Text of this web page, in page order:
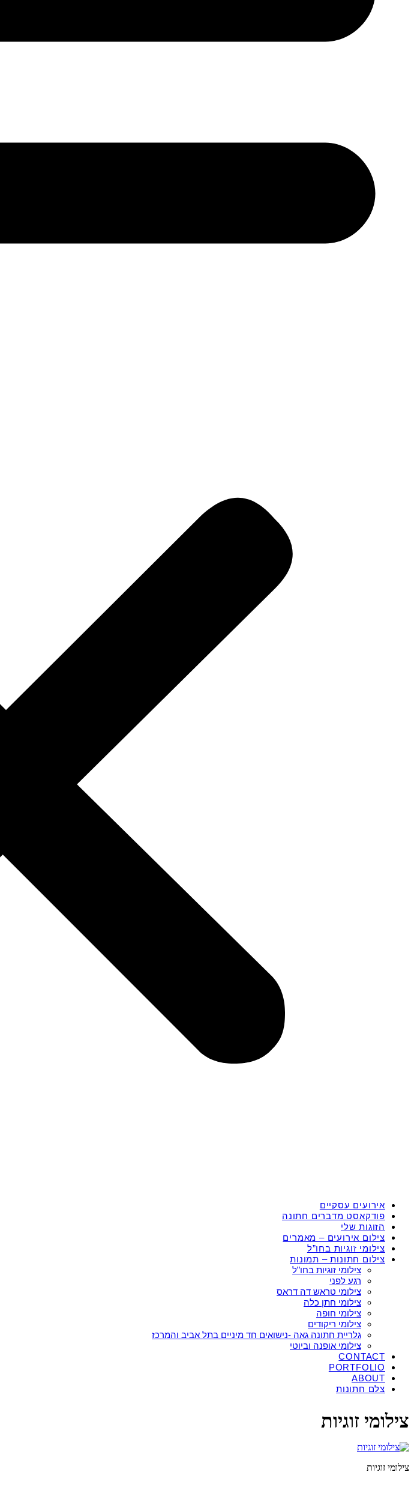
אירועים עסקיים
פודקאסט מדברים חתונה
הזוגות שלי
צילום אירועים – מאמרים
צילומי זוגיות בחו”ל
צילום חתונות – תמונות
צילומי זוגיות בחו”ל
רגע לפני
צילומי טראש דה דראס
צילומי חתן כלה
צילומי חופה
צילומי ריקודים
גלריית חתונה גאה -נישואים חד מיניים בתל אביב והמרכז
צילומי אופנה וביוטי
CONTACT
PORTFOLIO
ABOUT
צלם חתונות
צילומי זוגיות
צילומי זוגיות